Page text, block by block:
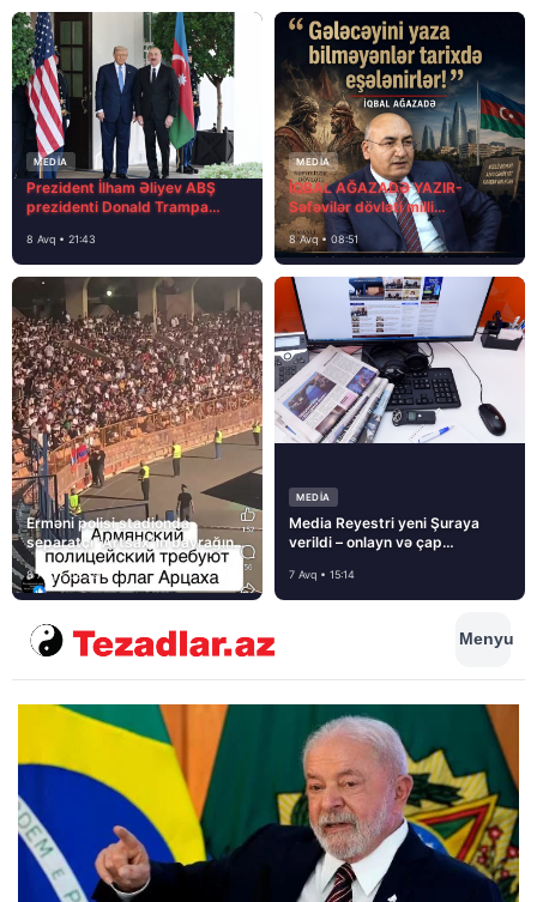
MEDİA
Prezident İlham Əliyev ABŞ
prezidenti Donald Trampa
8 Avq • 21:43
MEDİA
İQBAL AĞAZADƏ YAZIR-
Səfəvilər dövləti milli
dövlətdirmi?
8 Avq • 08:51
Erməni polisi stadionda
separatçı “Artsax”ın bayrağını
müsadirə etdi və…
8 Avq • 08:39
MEDİA
Media Reyestri yeni Şuraya
verildi – onlayn və çap
7 Avq • 15:14
Menyu